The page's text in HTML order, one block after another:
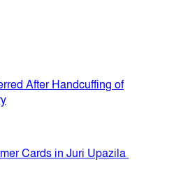
After Handcuffing of
Cards in Juri Upazila